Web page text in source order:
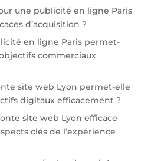
une publicité en ligne Paris
d’acquisition ?
en ligne Paris permet-
commerciaux
site web Lyon permet-elle
digitaux efficacement ?
site web Lyon efficace
clés de l’expérience